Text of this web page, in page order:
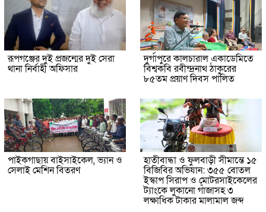
রূপগঞ্জের দুই প্রজন্মের দুই সেরা
থানা নির্বাহী অফিসার
দুর্গাপুরে কালচারাল একাডেমিতে
বিশ্বকবি রবীন্দ্রনাথ ঠাকুরের
৮৫তম প্রয়াণ দিবস পালিত
পাইকগাছায় বাইসাইকেল, ভ্যান ও
সেলাই মেশিন বিতরণ
হাতীবান্ধা ও ফুলবাড়ী সীমান্তে ১৫
বিজিবির অভিযান: ৩৫৫ বোতল
ইস্কাপ সিরাপ ও মোটরসাইকেলের
ট্যাংকে লুকানো গাঁজাসহ ৩
লক্ষাধিক টাকার মালামাল জব্দ